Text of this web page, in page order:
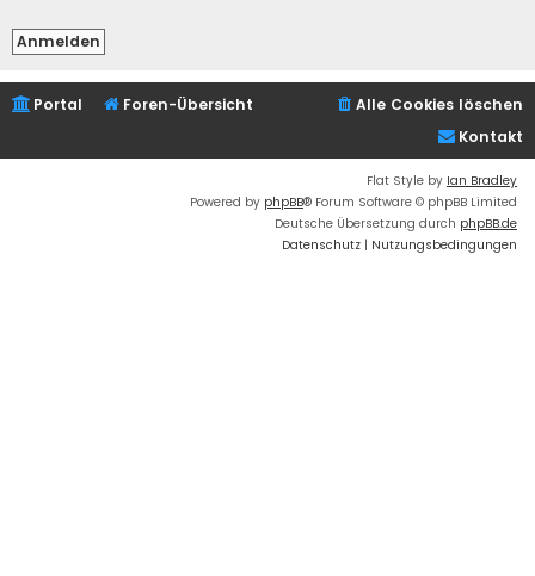
Portal Foren-Übersicht
Alle Cookies löschen
Kontakt
Flat Style by Ian Bradley
Powered by phpBB® Forum Software © phpBB Limited
Deutsche Übersetzung durch phpBB.de
Datenschutz | Nutzungsbedingungen